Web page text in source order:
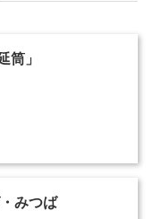
筒」
みつば